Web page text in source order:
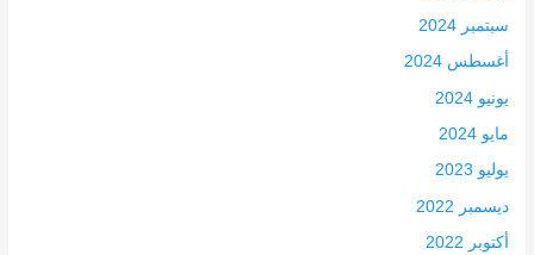
سبتمبر 2024
أغسطس 2024
يونيو 2024
مايو 2024
يوليو 2023
ديسمبر 2022
أكتوبر 2022